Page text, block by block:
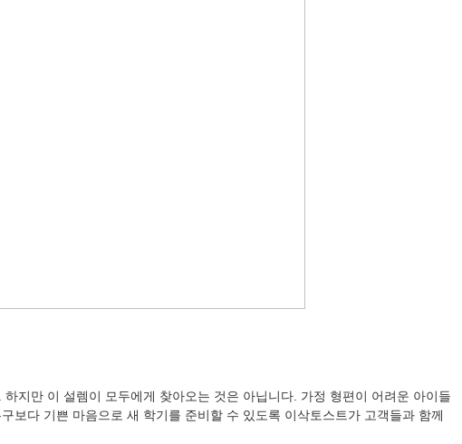
지만 이 설렘이 모두에게 찾아오는 것은 아닙니다. 가정 형편이 어려운 아이들
보다 기쁜 마음으로 새 학기를 준비할 수 있도록 이삭토스트가 고객들과 함께